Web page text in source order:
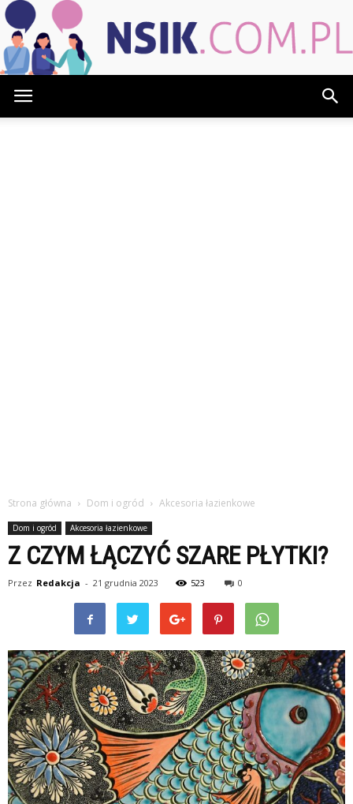
Strona główna Dom i ogród Akcesoria łazienkowe
Dom i ogród Akcesoria łazienkowe
Z CZYM ŁĄCZYĆ SZARE PŁYTKI?
Przez Redakcja - 21 grudnia 2023 523 0